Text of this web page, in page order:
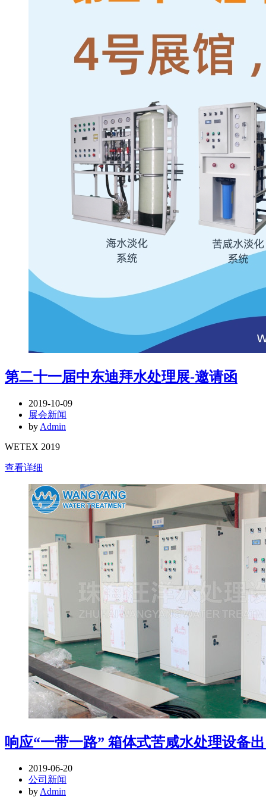
第二十一届中东迪拜水处理展-邀请函
2019-10-09
展会新闻
by Admin
WETEX 2019
查看详细
响应“一带一路” 箱体式苦咸水处理设备
2019-06-20
公司新闻
byAdmin